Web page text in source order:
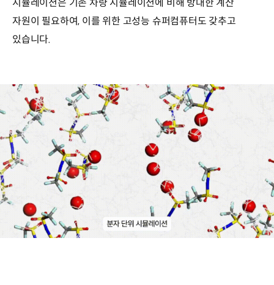
시뮬레이션은 기존 차량 시뮬레이션에 비해 방대한 계산
자원이 필요하여, 이를 위한 고성능 슈퍼컴퓨터도 갖추고
있습니다.